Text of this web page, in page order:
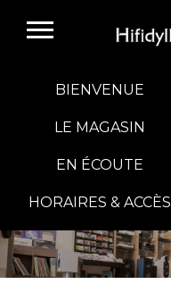
E-BOUTIQUE
HIFI GROUP
BIENVENUE
LE MAGASIN
EN ÉCOUTE
HORAIRES & ACCÈS